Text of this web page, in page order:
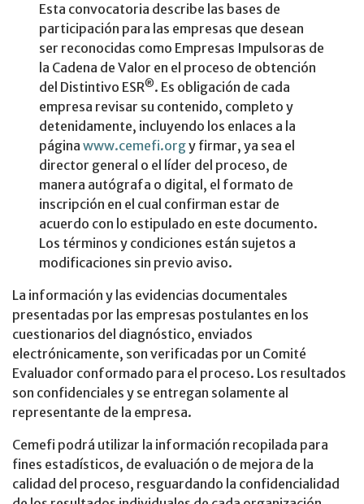
Esta convocatoria describe las bases de
participación para las empresas que desean
ser reconocidas como Empresas Impulsoras de
la Cadena de Valor en el proceso de obtención
del Distintivo ESR®. Es obligación de cada
empresa revisar su contenido, completo y
detenidamente, incluyendo los enlaces a la
páginawww.cemefi.orgy firmar, ya sea el
director general o el líder del proceso, de
manera autógrafa o digital, el formato de
inscripción en el cual confirman estar de
acuerdo con lo estipulado en este documento.
Los términos y condiciones están sujetos a
modificaciones sin previo aviso.
La información y las evidencias documentales
presentadas por las empresas postulantes en los
cuestionarios del diagnóstico, enviados
electrónicamente, son verificadas por un Comité
Evaluador conformado para el proceso. Los resultados
son confidenciales y se entregan solamente al
representante de la empresa.
Cemefi podrá utilizar la información recopilada para
fines estadísticos, de evaluación o de mejora de la
calidad del proceso, resguardando la confidencialidad